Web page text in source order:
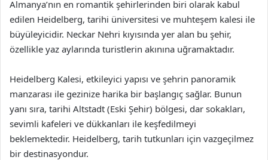
Almanya’nın en romantik şehirlerinden biri olarak kabul
edilen Heidelberg, tarihi üniversitesi ve muhteşem kalesi ile
büyüleyicidir. Neckar Nehri kıyısında yer alan bu şehir,
özellikle yaz aylarında turistlerin akınına uğramaktadır.
Heidelberg Kalesi, etkileyici yapısı ve şehrin panoramik
manzarası ile gezinize harika bir başlangıç sağlar. Bunun
yanı sıra, tarihi Altstadt (Eski Şehir) bölgesi, dar sokakları,
sevimli kafeleri ve dükkanları ile keşfedilmeyi
beklemektedir. Heidelberg, tarih tutkunları için vazgeçilmez
bir destinasyondur.